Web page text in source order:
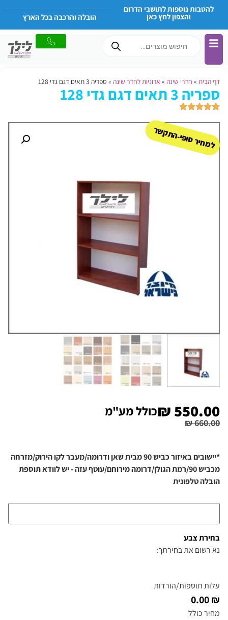
להטבות נוספות לתושבי הדרום
והצפון לחץ כאן הובלה והרכבה בכל הארץ
דף הבית » חדרי שינה » ארוניות לחדר שינה » ספריה 3 תאים דגם גדי 128
ספריה 3 תאים דגם גדי 128
למחיר סופי-התקשר
₪660.00
₪550.00 כולל מע"מ
*יישובים באיזור כביש 90 מבית שאן ודרומה/מעבר לקו הירוק/מזרחה
מכביש 90/רמת הגולן/דרומה מירוחם/עוטף עזה - יש לוודא תוספת
הובלה טלפונית
בחירת צבע
נא רשום את בחירתך:
עלות תוספות/הורדות
₪ 0.00
מחיר כולל